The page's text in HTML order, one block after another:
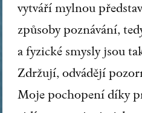
vytváří mylnou
způsoby poznávání,
a fyzické smysly jsou
Zdržují, odvádějí
Moje pochopení díky